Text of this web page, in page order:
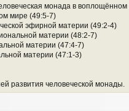
монада в воплощённом
мире (49:5-7)
эфирной материи (49:2-4)
материи (48:2-7)
материи (47:4-7)
материи (47:1-3)
развития человеческой монады.